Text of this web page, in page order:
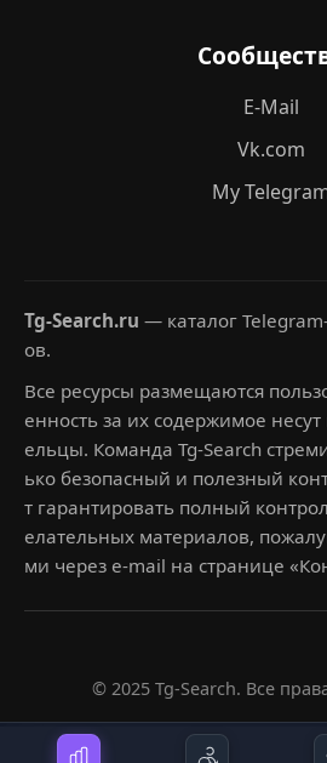
E-Mail
Vk.com
My
Tg-Search.ru — каталог
ов.
Все ресурсы размещаются
енность за их содержимое
ельцы. Команда Tg-Search
ько безопасный и полезный
т гарантировать полный
елательных материалов,
ми через e-mail на странице
© 2025 Tg-Search. Все